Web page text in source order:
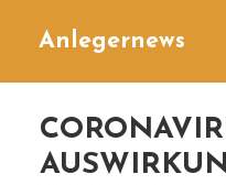
Anlegernews